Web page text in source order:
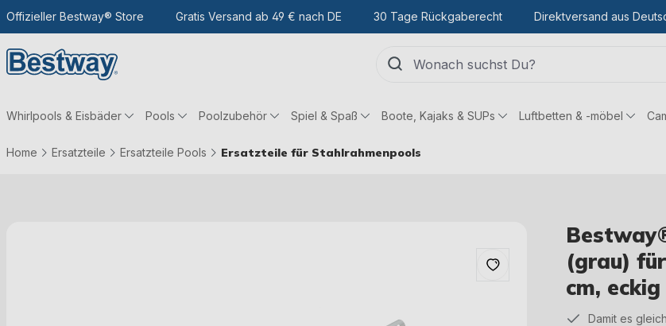
Hauptinhalt
Zur Suche
Zur Hauptnavigation
Offizieller Bestway® Store Gratis Versand ab 49 € nach DE 30 Tage Rückgaberecht Direktversand aus
Whirlpools & Eisbäder Pools Poolzubehör Spiel & Spaß Boote, Kajaks & SUPs Luftbetten & -möbel
Home Ersatzteile Ersatzteile Pools Ersatzteile für Stahlrahmenpools
(grau)
cm, eckig
Damit es